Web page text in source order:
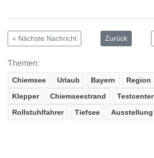
« Nächste Nachricht Zurück
Themen:
Chiemsee Urlaub Bayern Region
Klepper
Chiemseestrand
Testcenter
Rollstuhlfahrer
Tiefsee Ausstellung